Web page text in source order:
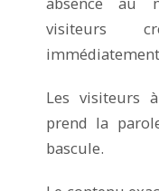
visiteurs
Les visiteurs
prend la
bascule.